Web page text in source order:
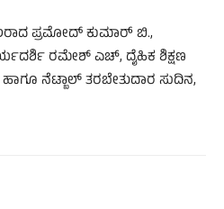
ಪ್ರಮೋದ್ ಕುಮಾರ್ ಬಿ.,
ರಮೇಶ್ ಎಚ್, ದೈಹಿಕ ಶಿಕ್ಷಣ
ನೆಟ್ಬಾಲ್ ತರಬೇತುದಾರ ಸುದಿನ,